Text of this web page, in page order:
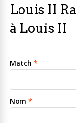
Louis II
à Louis II
Match *
Nom *